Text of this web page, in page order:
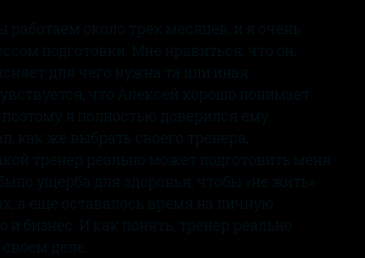
около трех месяцев, и я очень
подготовки. Мне нравиться, что он,
для чего нужна та или иная
что Алексей хорошо понимает
поэтому я полностью доверился ему.
как же выбрать своего тренера,
тренер реально может подготовить меня
ущерба для здоровья, чтобы «не жить»
а еще оставалось время на личную
бизнес. И как понять, тренер реально
деле.